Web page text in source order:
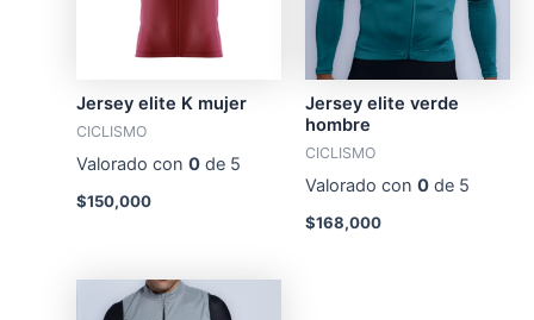
Jersey elite K mujer
CICLISMO
Valorado con 0de 5
$150,000
Jersey elite verde
hombre
CICLISMO
Valorado con 0de 5
$168,000